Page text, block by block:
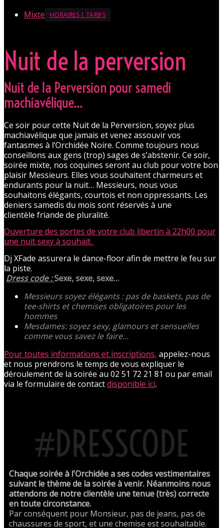
Mixte HORAIRES | TARIFS
Nuit de la perversion
Nuit de la Perversion pour samedi
machiavélique…
Ce soir pour cette Nuit de la Perversion, soyez plus
machiavélique que jamais et venez assouvir vos
fantasmes à l’Orchidée Noire. Comme toujours nous
conseillons aux gens (trop) sages de s’abstenir. Ce soir,
soirée mixte, nos coquines seront au club pour votre bon
plaisir Messieurs. Elles vous souhaitent charmeurs et
endurants pour la nuit… Messieurs, nous vous
souhaitons élégants, courtois et non oppressants. Les
deniers samedis du mois sont réservés à une
clientèle friande de pluralité.
Ouverture des portes de votre club libertin à 22h00 pour
une nuit sexy à souhait.
Dj XFade assurera le dance-floor afin de mettre le feu sur
la piste.
Dress code :Sexe, sexe, sexe…
Messieurs soyez élégants : pas de baskets, pas de
tee-shirts et chemises obligatoires pour les
hommes
Mesdames: soyez sexy, glamours et sensuelles
comme vous savez le faire…
Pour toutes informations et inscriptions, appelez-nous
et nous prendrons le temps de vous expliquer le
déroulement de la soirée au 02 51 72 21 81 ou par email
via le formulaire de contactdisponible ici.
#DRESSCODE
Chaque soirée à l'Orchidée a ses codes vestimentaires
suivant le thème de la soirée à venir. Néanmoins nous
attendons de notre clientèle une tenue (très) correcte
en toute circonstance.
Par conséquent pour Monsieur, pas de jeans, pas de
chaussures de sport, et une chemise est souhaitable.